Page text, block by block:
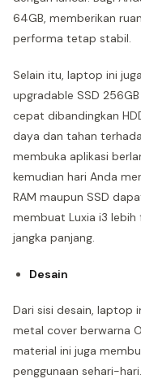
64GB, memberikan
performa tetap stabil.
Selain itu, laptop ini
upgradable SSD
cepat dibandingkan
daya dan tahan
membuka aplikasi
kemudian hari Anda
RAM maupun SSD
membuat Luxia i3 lebih
jangka panjang.
Desain
Dari sisi desain, laptop
metal cover berwarna
material ini juga
penggunaan sehari-